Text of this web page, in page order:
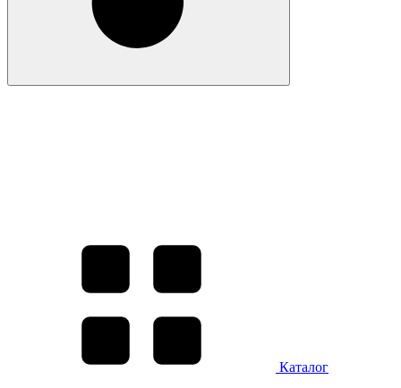
Каталог